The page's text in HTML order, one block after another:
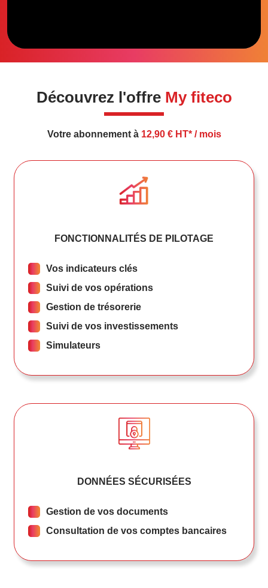
Découvrez l'offre My fiteco
Votre abonnement à 12,90 € HT* / mois
FONCTIONNALITÉS DE PILOTAGE
Vos indicateurs clés
Suivi de vos opérations
Gestion de trésorerie
Suivi de vos investissements
Simulateurs
DONNÉES SÉCURISÉES
Gestion de vos documents
Consultation de vos comptes bancaires